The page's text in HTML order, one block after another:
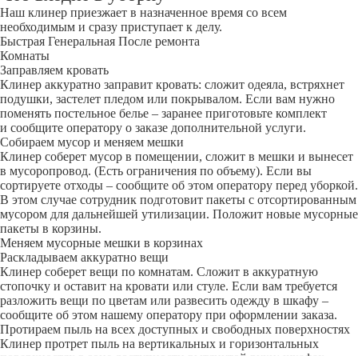
Наш клинер приезжает в назначенное время со всем
необходимым и сразу приступает к делу.
Быстрая Генеральная После ремонта
Комнаты
Заправляем кровать
Клинер аккуратно заправит кровать: сложит одеяла, встряхнет
подушки, застелет пледом или покрывалом. Если вам нужно
поменять постельное белье – заранее приготовьте комплект
и сообщите оператору о заказе дополнительной услуги.
Собираем мусор и меняем мешки
Клинер соберет мусор в помещении, сложит в мешки и вынесет
в мусоропровод. (Есть ограничения по объему). Если вы
сортируете отходы – сообщите об этом оператору перед уборкой.
В этом случае сотрудник подготовит пакеты с отсортированным
мусором для дальнейшей утилизации. Положит новые мусорные
пакеты в корзины.
Меняем мусорные мешки в корзинах
Раскладываем аккуратно вещи
Клинер соберет вещи по комнатам. Сложит в аккуратную
стопочку и оставит на кровати или стуле. Если вам требуется
разложить вещи по цветам или развесить одежду в шкафу –
сообщите об этом нашему оператору при оформлении заказа.
Протираем пыль на всех доступных и свободных поверхностях
Клинер протрет пыль на вертикальных и горизонтальных